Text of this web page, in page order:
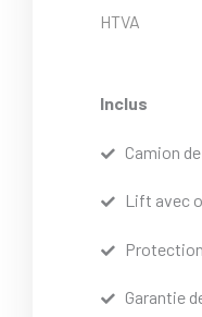
HTVA
Inclus
Camion
Lift avec
Garantie